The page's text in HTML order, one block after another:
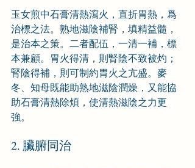
玉女煎中石膏清熱瀉火，直折胃熱，爲
治標之法。熟地滋陰補腎，填精益髓，
是治本之策。二者配伍，一清一補，標
本兼顧。胃火得清，則腎陰不致被灼；
腎陰得補，則可制約胃火之亢盛。麥
冬、知母既能助熟地滋陰潤燥，又能協
助石膏清熱除煩，使清熱滋陰之力更
強。
2. 臟腑同治